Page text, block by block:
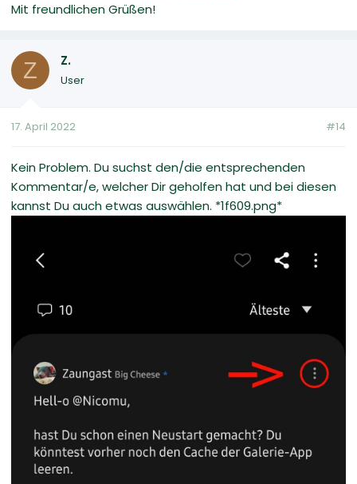
Mit freundlichen Grüßen!
Z Z.
User
17. April 2022 #14
Kein Problem. Du suchst den/die entsprechenden
Kommentar/e, welcher Dir geholfen hat und bei diesen
kannst Du auch etwas auswählen. *1f609.png*